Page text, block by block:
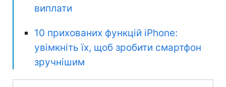
виплати
10 прихованих функцій iPhone:
увімкніть їх, щоб зробити смартфон
зручнішим